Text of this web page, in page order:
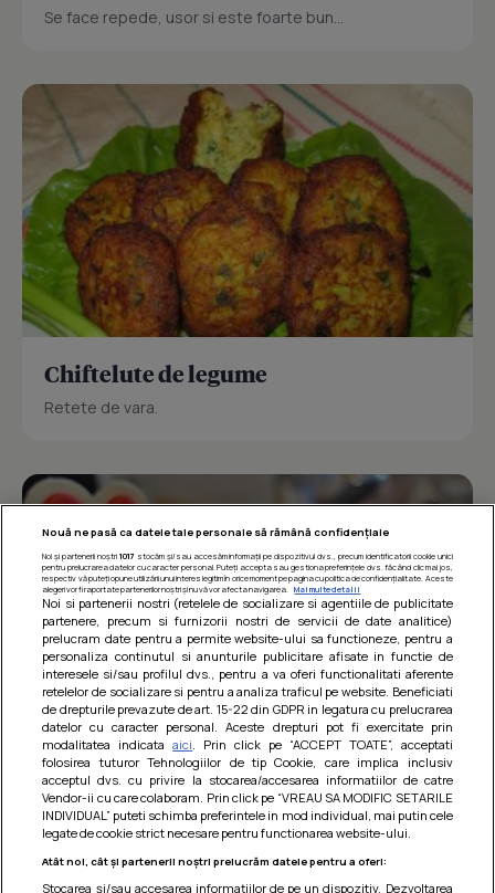
Se face repede, usor si este foarte bun...
Chiftelute de legume
Retete de vara.
Barcute din vinete cu arpagic rosu
Un deliciu usor de preparat!
Nouă ne pasă ca datele tale personale să rămână confidențiale
Noi și partenerii noștri 1017 stocăm și/sau accesăm informații pe dispozitivul dvs., precum identificatorii cookie unici
pentru prelucrarea datelor cu caracter personal. Puteți accepta sau gestiona preferințele dvs. făcând clic mai jos,
respectiv vă puteți opune utilizării unui interes legitim în orice moment pe pagina cu politica de confidențialitate. Aceste
alegeri vor fi raportate partenerilor noștri și nu vă vor afecta navigarea.
Mai multe detalii
Noi si partenerii nostri (retelele de socializare si agentiile de publicitate
partenere, precum si furnizorii nostri de servicii de date analitice)
prelucram date pentru a permite website-ului sa functioneze, pentru a
personaliza continutul si anunturile publicitare afisate in functie de
interesele si/sau profilul dvs., pentru a va oferi functionalitati aferente
retelelor de socializare si pentru a analiza traficul pe website. Beneficiati
de drepturile prevazute de art. 15-22 din GDPR in legatura cu prelucrarea
datelor cu caracter personal. Aceste drepturi pot fi exercitate prin
modalitatea indicataaici . Prin click pe “ACCEPT TOATE”, acceptati
folosirea tuturor Tehnologiilor de tip Cookie, care implica inclusiv
acceptul dvs. cu privire la stocarea/accesarea informatiilor de catre
Vendor-ii cu care colaboram. Prin click pe “VREAU SA MODIFIC SETARILE
INDIVIDUAL” puteti schimba preferintele in mod individual, mai putin cele
legate de cookie strict necesare pentru functionarea website-ului.
Atât noi, cât și partenerii noștri prelucrăm datele pentru a oferi:
Stocarea și/sau accesarea informațiilor de pe un dispozitiv. Dezvoltarea